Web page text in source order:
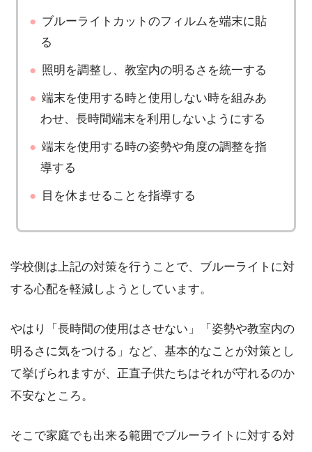
ブルーライトカットのフィルムを端末に貼
る
照明を調整し、教室内の明るさを統一する
端末を使用する時と使用しない時を組みあ
わせ、長時間端末を利用しないようにする
端末を使用する時の姿勢や角度の調整を指
導する
目を休ませることを指導する
学校側は上記の対策を行うことで、ブルーライトに対
する心配を軽減しようとしています。
やはり「長時間の使用はさせない」「姿勢や教室内の
明るさに気をつける」など、基本的なことが対策とし
て挙げられますが、正直子供たちはそれが守れるのか
不安なところ。
そこで家庭でも出来る範囲でブルーライトに対する対